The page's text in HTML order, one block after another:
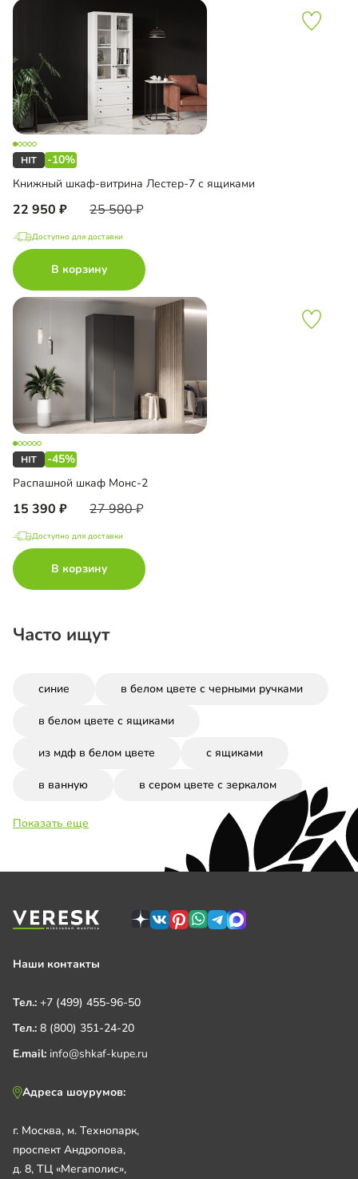
-10%
Книжный шкаф-витрина Лестер-7 с ящиками
22 950 25 500
Доступно для доставки
В корзину
-45%
Распашной шкаф Монс-2
15 390 27 980
Доступно для доставки
В корзину
Часто ищут
синие в белом цвете с черными ручками
в белом цвете с ящиками
из мдф в белом цвете с ящиками
в ванную в сером цвете с зеркалом
Показать еще
Наши контакты
Тел.: +7 (499) 455-96-50
Тел.: 8 (800) 351-24-20
E.mail: info@shkaf-kupe.ru
Адреса шоурумов:
г. Москва, м. Технопарк,
проспект Андропова,
д. 8, ТЦ «Мегаполис»,